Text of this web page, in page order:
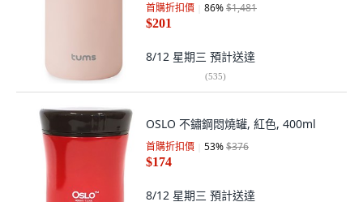
首購折扣價 86%$1,481
$201
8/12 星期三 預計送達
(535)
OSLO 不鏽鋼悶燒罐, 紅色, 400ml
首購折扣價 53%$376
$174
8/12 星期三 預計送達